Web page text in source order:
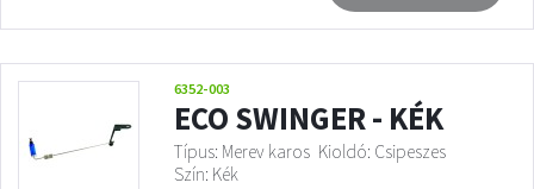
6352-003
ECO SWINGER - KÉK
Típus: Merev karos Kioldó: Csipeszes
Szín: Kék